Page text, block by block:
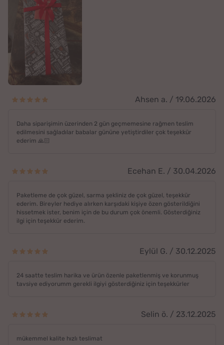
Ahsen a. / 19.06.2026
Daha siparişimin üzerinden 2 gün geçmemesine rağmen teslim
edilmesini sağladılar babalar gününe yetiştirdiler çok teşekkür
ederim 🙏🏻
Ecehan E. / 30.04.2026
Paketleme de çok güzel, sarma şekliniz de çok güzel, teşekkür
ederim. Bireyler hediye alırken karşıdaki kişiye özen gösterildiğini
hissetmek ister, benim için de bu durum çok önemli. Gösterdiğiniz
ilgi için teşekkür ederim.
Eylül G. / 30.12.2025
24 saatte teslim harika ve ürün özenle paketlenmiş ve korunmuş
tavsiye ediyorumm gerekli ilgiyi gösterdiğiniz için teşekkürler
Selin ö. / 23.12.2025
mükemmel kalite hızlı teslimat